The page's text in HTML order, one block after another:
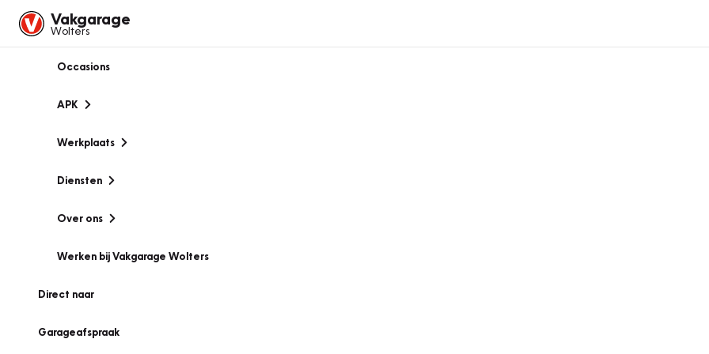
Vakgarage
Wolters
Occasions
APK
Werkplaats
Diensten
Over ons
Werken bij Vakgarage Wolters
Direct naar
Garageafspraak